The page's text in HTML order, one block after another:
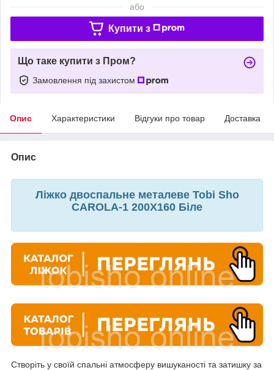
або
Купити з
Що таке купити з Пром?
Замовлення під захистом
Опис Характеристики Відгуки про товар Доставка
Опис
Ліжко двоспальне металеве Tobi Sho
CAROLA-1 200Х160 Біле
Створіть у своїй спальні атмосферу вишуканості та затишку за